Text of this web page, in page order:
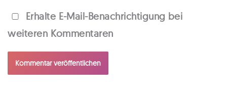
Erhalte E-Mail-Benachrichtigung bei
weiteren Kommentaren